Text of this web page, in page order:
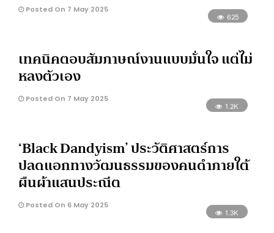
Posted On 7 May 2025
625
เทคนิคตอบสัมภาษณ์งานแบบมั่นใจ แต่ไม่
หลงตัวเอง
Posted On 7 May 2025
1.2K
‘Black Dandyism’ ประวัติศาสตร์การ
ปลดแอกทางวัฒนธรรมของคนดำภายใต้
ผืนผ้าแสนประณีต
Posted On 6 May 2025
1.3K